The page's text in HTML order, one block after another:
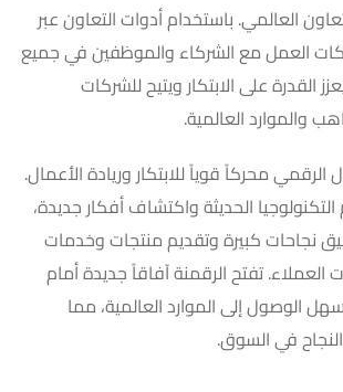
العالمي. باستخدام أدوات التعاون عبر
العمل مع الشركاء والموظفين في جميع
القدرة على الابتكار ويتيح للشركات
والموارد العالمية.
الرقمي محركاً قوياً للابتكار وريادة الأعمال.
الحديثة واكتشاف أفكار جديدة،
نجاحات كبيرة وتقديم منتجات وخدمات
العملاء. تفتح الرقمنة آفاقاً جديدة أمام
الوصول إلى الموارد العالمية، مما
في السوق.